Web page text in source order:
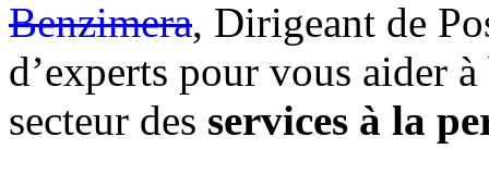
Benzimera, Dirigeant de
d’experts pour vous aider
secteur des services à la